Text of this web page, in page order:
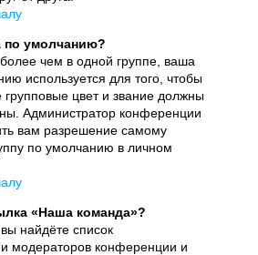
по умолчанию?
чем в одной группе, ваша
используется для того, чтобы
групповые цвет и звание должны
Администратор конференции
вам разрешение самому
по умолчанию в личном
«Наша команда»?
найдёте список
модераторов конференции и